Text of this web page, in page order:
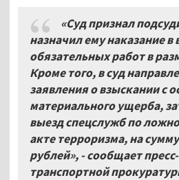
«Суд признал
назначил ему наказание в
обязательных работ в
Кроме того, в суд
заявления о взыскании с
материального ущерба,
выезд спецслужб по
акте терроризма, на
рублей», - сообщает
транспортной